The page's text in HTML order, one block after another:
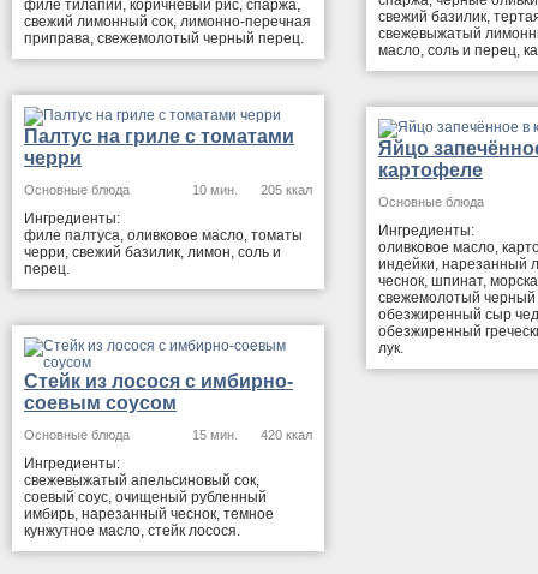
свежий базилик,
свежевыжатый
масло, соль и перец,
филе тилапии, коричневый рис, спаржа,
свежий лимонный сок, лимонно-перечная
приправа, свежемолотый черный перец.
Палтус на гриле с томатами
черри
10 мин. 205 ккал
Основные блюда
Ингредиенты:
филе палтуса, оливковое масло, томаты
черри, свежий базилик, лимон, соль и
перец.
Яйцо
картофеле
Основные блюда
Ингредиенты:
оливковое масло,
индейки, нарезанный
чеснок, шпинат,
свежемолотый черный
обезжиренный сыр
обезжиренный
лук.
Стейк из лосося с имбирно-
соевым соусом
15 мин. 420 ккал
Основные блюда
Ингредиенты:
свежевыжатый апельсиновый сок,
соевый соус, очищеный рубленный
имбирь, нарезанный чеснок, темное
кунжутное масло, стейк лосося.